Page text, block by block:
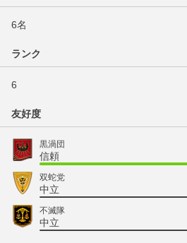
6名
ランク
6
友好度
黒渦団
信頼
双蛇党
中立
不滅隊
中立